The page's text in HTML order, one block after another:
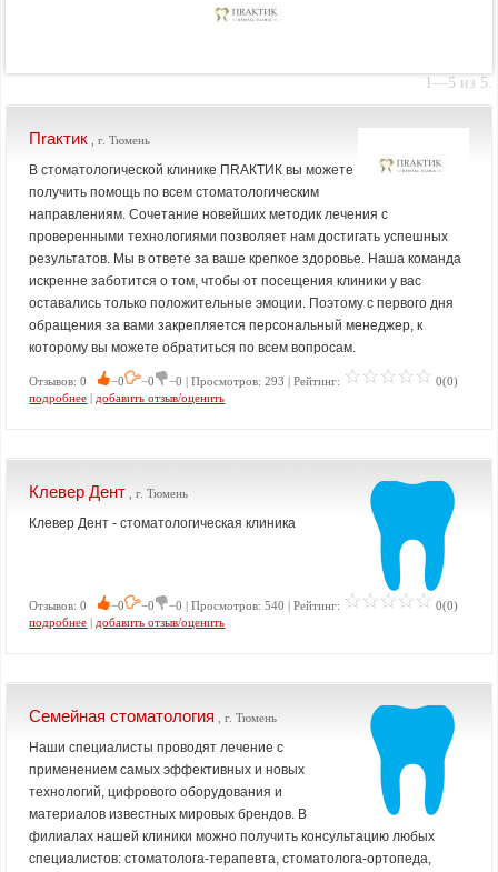
1—5 из 5.
Пrактик , г. Тюмень
В стоматологической клинике ПRАКТИК вы можете
получить помощь по всем стоматологическим
направлениям. Сочетание новейших методик лечения с
проверенными технологиями позволяет нам достигать успешных
результатов. Мы в ответе за ваше крепкое здоровье. Наша команда
искренне заботится о том, чтобы от посещения клиники у вас
оставались только положительные эмоции. Поэтому с первого дня
обращения за вами закрепляется персональный менеджер, к
которому вы можете обратиться по всем вопросам.
Отзывов: 0 −0 −0 −0 | Просмотров: 293 | Рейтинг:
0(0)
подробнее | добавить отзыв/оценить
Клевер Дент , г. Тюмень
Клевер Дент - стоматологическая клиника
Отзывов: 0 −0 −0 −0 | Просмотров: 540 | Рейтинг:
0(0)
подробнее | добавить отзыв/оценить
Семейная стоматология , г. Тюмень
Наши специалисты проводят лечение с
применением самых эффективных и новых
технологий, цифрового оборудования и
материалов известных мировых брендов. В
филиалах нашей клиники можно получить консультацию любых
специалистов: стоматолога-терапевта, стоматолога-ортопеда,